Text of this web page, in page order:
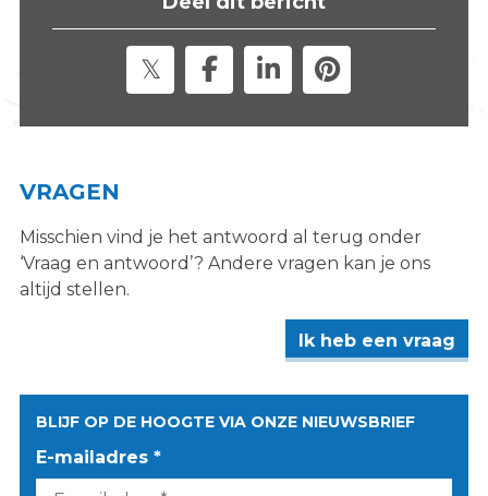
"
VRAGEN
Misschien vind je het antwoord al terug onder
‘Vraag en antwoord’? Andere vragen kan je ons
altijd stellen.
Ik heb een vraag
BLIJF OP DE HOOGTE VIA ONZE NIEUWSBRIEF
E-mailadres *